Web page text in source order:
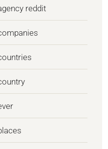
reddit